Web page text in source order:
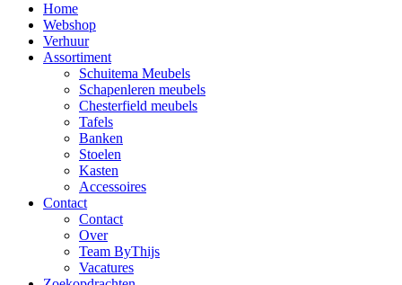
Home
Webshop
Verhuur
Assortiment
Schuitema Meubels
Schapenleren meubels
Chesterfield meubels
Tafels
Banken
Stoelen
Kasten
Accessoires
Contact
Contact
Over
Team ByThijs
Vacatures